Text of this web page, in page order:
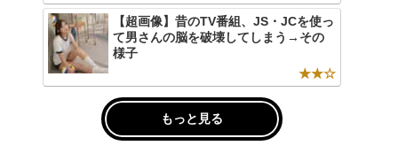
【超画像】昔のTV番組、JS・JCを使っ
て男さんの脳を破壊してしまう→その
様子
★★☆
もっと見る